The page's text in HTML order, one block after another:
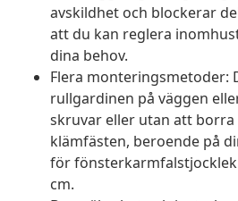
avskildhet och blockerar
att du kan reglera
dina behov.
Flera monteringsmetoder:
rullgardinen på väggen
skruvar eller utan att borra
klämfästen, beroende på
för fönsterkarmfalstjocklek
cm.